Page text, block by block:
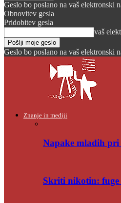
Geslo bo poslano na vaš elektronski
Obnovitev gesla
Pridobitev gesla
vaš
Geslo bo poslano na vaš elektronski
Znanje in mediji
Napake mladih pri
Skriti nikotin: